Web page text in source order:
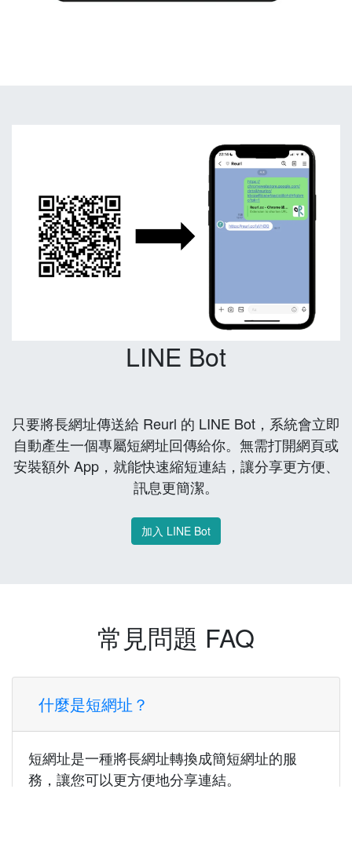
LINE Bot
只要將長網址傳送給 Reurl 的 LINE Bot，系統會立即
自動產生一個專屬短網址回傳給你。無需打開網頁或
安裝額外 App，就能快速縮短連結，讓分享更方便、
訊息更簡潔。
加入 LINE Bot
常見問題 FAQ
什麼是短網址？
短網址是一種將長網址轉換成簡短網址的服
務，讓您可以更方便地分享連結。